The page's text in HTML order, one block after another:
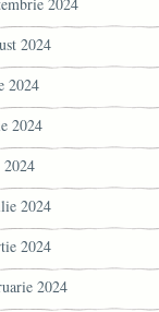
2024
2024
2024
2024
2024
2024
2024